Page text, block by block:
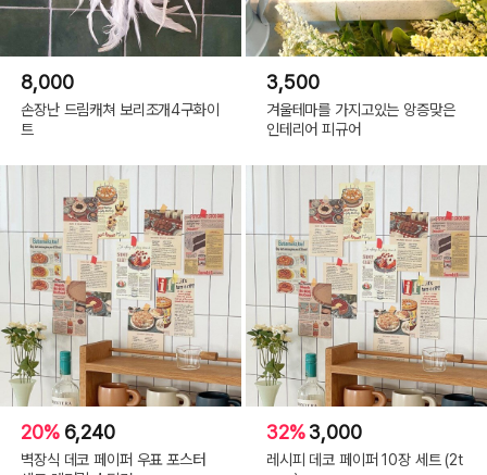
8,000
손장난 드림캐쳐 보리조개4구화이
트
3,500
겨울테마를 가지고있는 앙증맞은
인테리어 피규어
20% 6,240
벽장식 데코 페이퍼 우표 포스터
32%3,000
레시피 데코 페이퍼 10장 세트 (2t